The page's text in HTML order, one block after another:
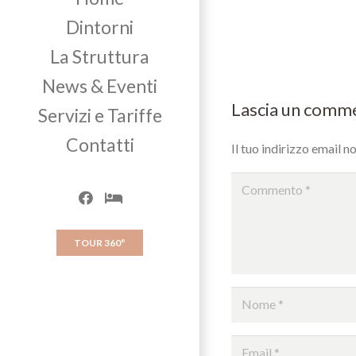
Dintorni
La Struttura
News & Eventi
Servizi e Tariffe
Contatti
TOUR 360°
Lascia un
Il tuo indirizzo email